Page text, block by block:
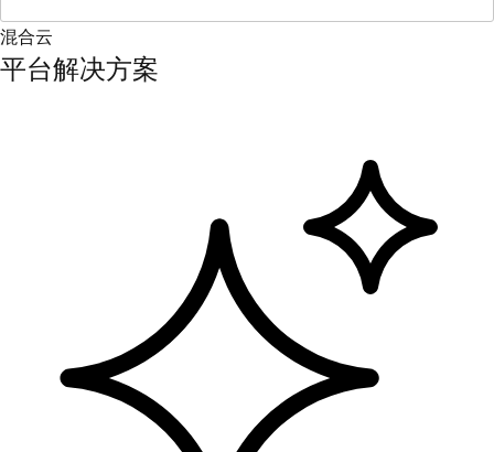
混合云
平台解决方案